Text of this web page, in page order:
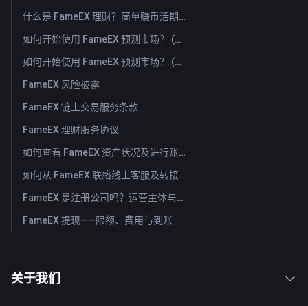
什么是 FameEX 理财？简单赚币活期与定期产品介绍
如何开始使用 FameEX 预测市场？ (App)
如何开始使用 FameEX 预测市场？ (Web)
FameEX 风险披露
FameEX 链上交易服务条款
FameEX 理财服务协议
如何查看 FameEX 资产状况及进行账户划转？ （App）
如何从 FameEX 联络线上客服及转接人工客服？
FameEX 是注册公司吗？运营主体与注册信息
FameEX 提现——限额、费用与到账
关于我们